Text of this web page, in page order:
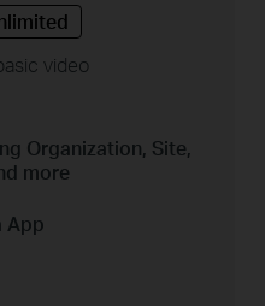
video
Organization, Site,
more
App